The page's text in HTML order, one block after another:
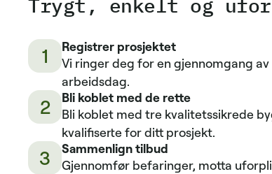
Trygt, enkelt og
1
Registrer prosjektet
Vi ringer deg for en gjennomgang
arbeidsdag.
2
Bli koblet med de rette
Bli koblet med tre kvalitetssikrede
kvalifiserte for ditt prosjekt.
3
Sammenlign tilbud
Gjennomfør befaringer, motta